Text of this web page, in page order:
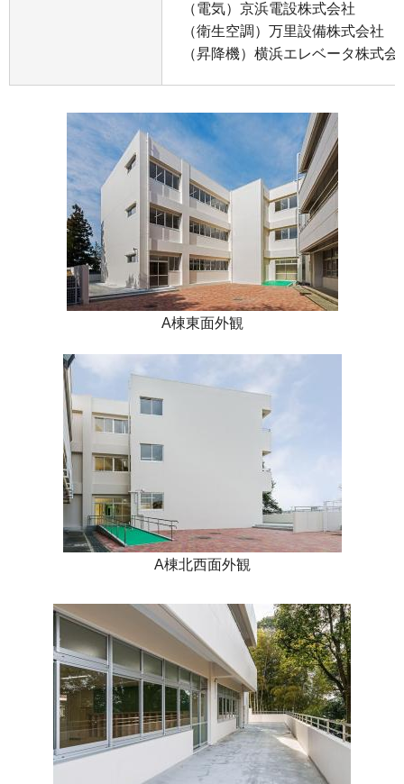
（電気）京浜電設株式会社
（衛生空調）万里設備株式会社
（昇降機）横浜エレベータ株式会
A棟東面外観
A棟北西面外観